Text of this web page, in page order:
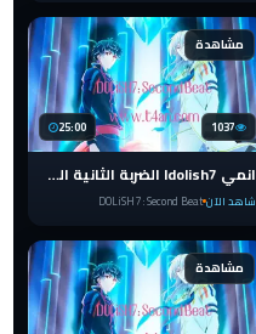
مشاهدة
25:00 1037
انمي Idolish7 الضربة الثانية الحلقة 12 مترجمة
شاهد الآنDOLiSH7 : Second Beat
مشاهدة